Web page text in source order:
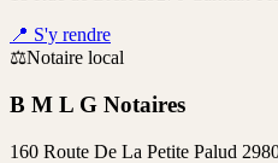
📍 S'y rendre
⚖️Notaire local
B M L G Notaires
160 Route De La Petite Palud